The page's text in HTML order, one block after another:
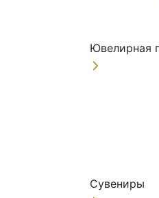
Ювелирная
Сувениры